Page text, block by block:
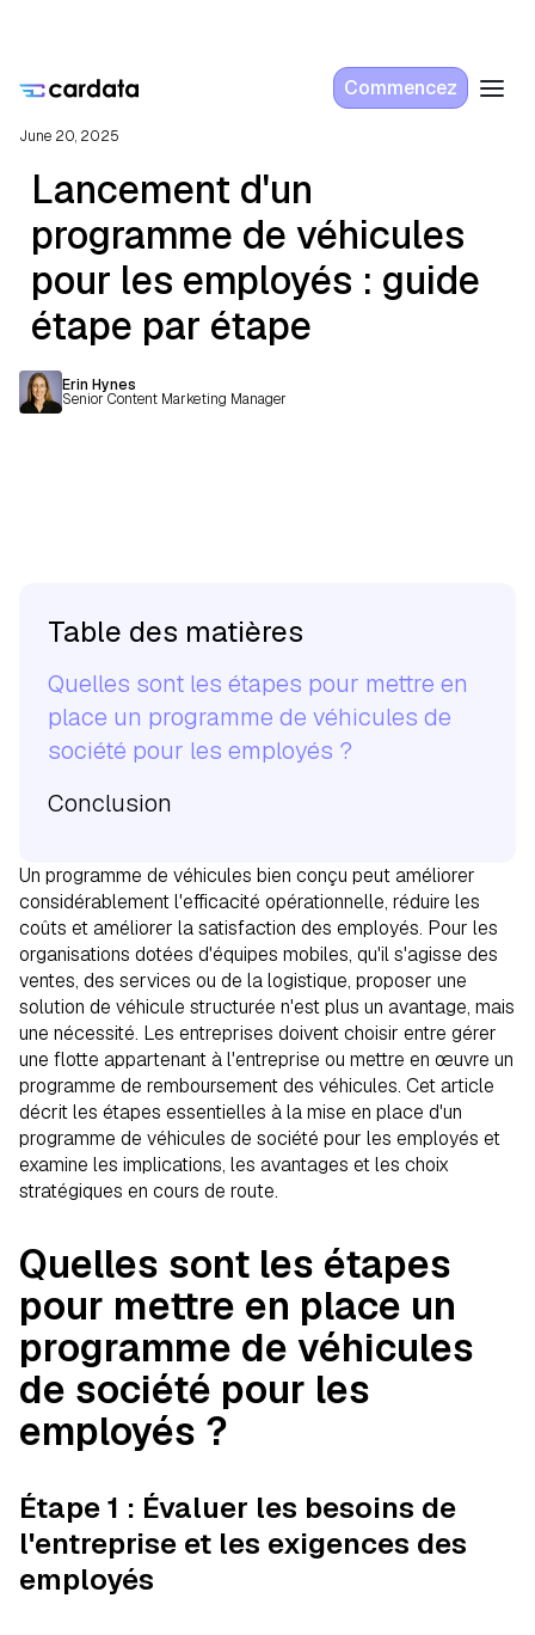
Commencez
June 20, 2025
Lancement d'un
programme de véhicules
pour les employés : guide
étape par étape
Erin Hynes
Senior Content Marketing Manager
Table des matières
Quelles sont les étapes pour mettre en
place un programme de véhicules de
société pour les employés ?
Conclusion
Un programme de véhicules bien conçu peut améliorer
considérablement l'efficacité opérationnelle, réduire les
coûts et améliorer la satisfaction des employés. Pour les
organisations dotées d'équipes mobiles, qu'il s'agisse des
ventes, des services ou de la logistique, proposer une
solution de véhicule structurée n'est plus un avantage, mais
une nécessité. Les entreprises doivent choisir entre gérer
une flotte appartenant à l'entreprise ou mettre en œuvre un
programme de remboursement des véhicules. Cet article
décrit les étapes essentielles à la mise en place d'un
programme de véhicules de société pour les employés et
examine les implications, les avantages et les choix
stratégiques en cours de route.
Quelles sont les étapes
pour mettre en place un
programme de véhicules
de société pour les
employés ?
Étape 1 : Évaluer les besoins de
l'entreprise et les exigences des
employés